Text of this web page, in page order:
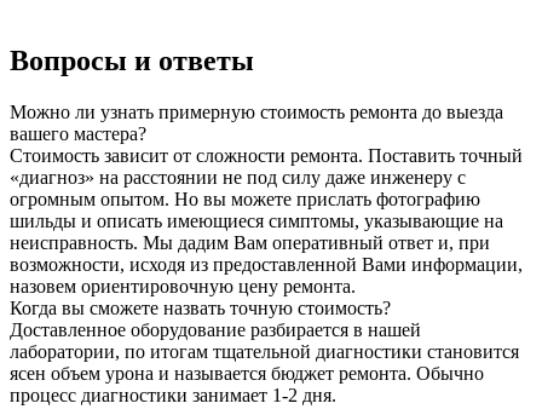
Вопросы и ответы
Можно ли узнать примерную стоимость ремонта до выезда
вашего мастера?
Стоимость зависит от сложности ремонта. Поставить точный
«диагноз» на расстоянии не под силу даже инженеру с
огромным опытом. Но вы можете прислать фотографию
шильды и описать имеющиеся симптомы, указывающие на
неисправность. Мы дадим Вам оперативный ответ и, при
возможности, исходя из предоставленной Вами информации,
назовем ориентировочную цену ремонта.
Когда вы сможете назвать точную стоимость?
Доставленное оборудование разбирается в нашей
лаборатории, по итогам тщательной диагностики становится
ясен объем урона и называется бюджет ремонта. Обычно
процесс диагностики занимает 1-2 дня.